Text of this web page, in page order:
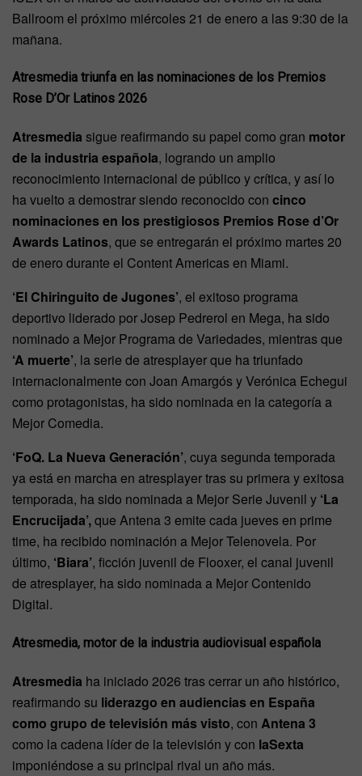
Ballroom el próximo miércoles 21 de enero a las 9:30 de la
mañana.
Atresmedia triunfa en las nominaciones de los Premios
Rose D’Or Latinos 2026
Atresmedia sigue reafirmando su papel como gran motor
de la industria española, logrando un amplio
reconocimiento internacional de público y crítica, y así lo
ha vuelto a demostrar siendo reconocido con cinco
nominaciones en los prestigiosos Premios Rose d’Or
Awards Latinos, que se entregarán el próximo martes 20
de enero durante el Content Americas en Miami.
‘El Chiringuito de Jugones’, el exitoso programa
deportivo liderado por Josep Pedrerol en Mega, ha sido
nominado a Mejor Programa de Variedades, mientras que
‘A muerte’, la serie de atresplayer que ha triunfado
internacionalmente con Joan Amargós y Verónica Echegui
como protagonistas, ha sido nominada en la categoría a
Mejor Comedia.
‘FoQ. La Nueva Generación’, cuya segunda temporada
ya está en marcha en atresplayer tras su primera y exitosa
temporada, ha sido nominada a Mejor Serie Juvenil y ‘La
Encrucijada’,que Antena 3 emite cada jueves en prime
time, ha recibido nominación a Mejor Telenovela. Por
último, ‘Biara’, ficción juvenil de Flooxer, el canal juvenil
de atresplayer, ha sido nominada a Mejor Contenido
Digital.
Atresmedia, motor de la industria audiovisual española
Atresmedia ha iniciado 2026 tras cerrar un año histórico,
reafirmando su liderazgo en audiencias en España
como grupo de televisión más visto, con Antena 3
como la cadena líder de la televisión y con laSexta
imponiéndose a su principal rival un año más.